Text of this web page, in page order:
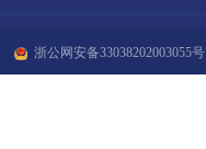
浙公网安备33038202003055号